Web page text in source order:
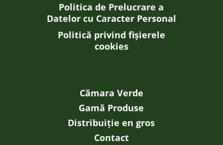
Politica de Prelucrare a
Datelor cu Caracter Personal
Politică privind fișierele
cookies
Cămara Verde
Gamă Produse
Distribuiție en gros
Contact